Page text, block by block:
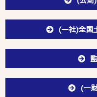
(一社)全国
(一